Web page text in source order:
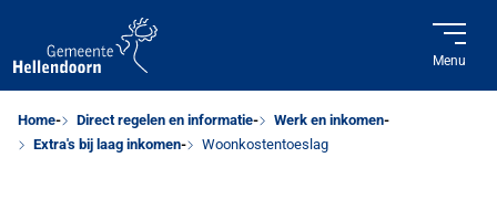
Menu
Home Direct regelen en informatie
Werk en inkomen
Extra's bij laag inkomen
Woonkostentoeslag